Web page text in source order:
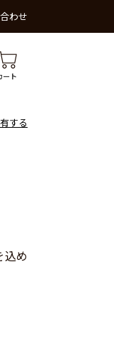
わせ
ート
する
込め